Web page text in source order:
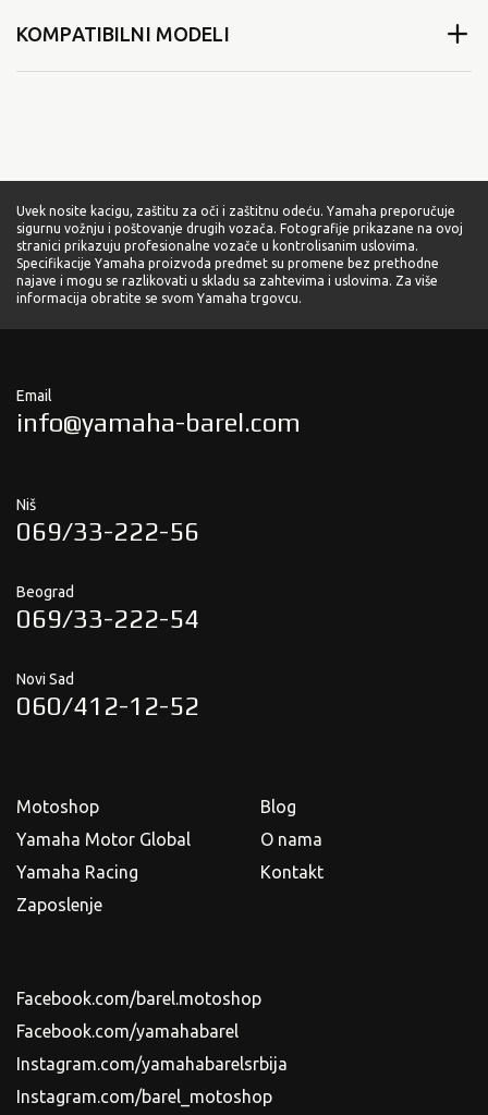
KOMPATIBILNI MODELI
Uvek nosite kacigu, zaštitu za oči i zaštitnu odeću. Yamaha preporučuje
sigurnu vožnju i poštovanje drugih vozača. Fotografije prikazane na ovoj
stranici prikazuju profesionalne vozače u kontrolisanim uslovima.
Specifikacije Yamaha proizvoda predmet su promene bez prethodne
najave i mogu se razlikovati u skladu sa zahtevima i uslovima. Za više
informacija obratite se svom Yamaha trgovcu.
Email
info@yamaha-barel.com
Niš
069/33-222-56
Beograd
069/33-222-54
Novi Sad
060/412-12-52
Motoshop
Yamaha Motor Global
Yamaha Racing
Zaposlenje
Blog
O nama
Kontakt
Facebook.com/barel.motoshop
Facebook.com/yamahabarel
Instagram.com/yamahabarelsrbija
Instagram.com/barel_motoshop